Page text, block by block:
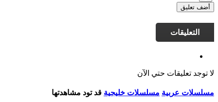
أضف تعليق
التعليقات
لا توجد تعليقات حتي الآن
مسلسلات عربية مسلسلات خليجية قد تود مشاهدتها